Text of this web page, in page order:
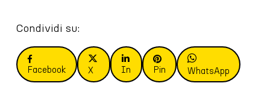
Condividi su:
Facebook X In Pin WhatsApp